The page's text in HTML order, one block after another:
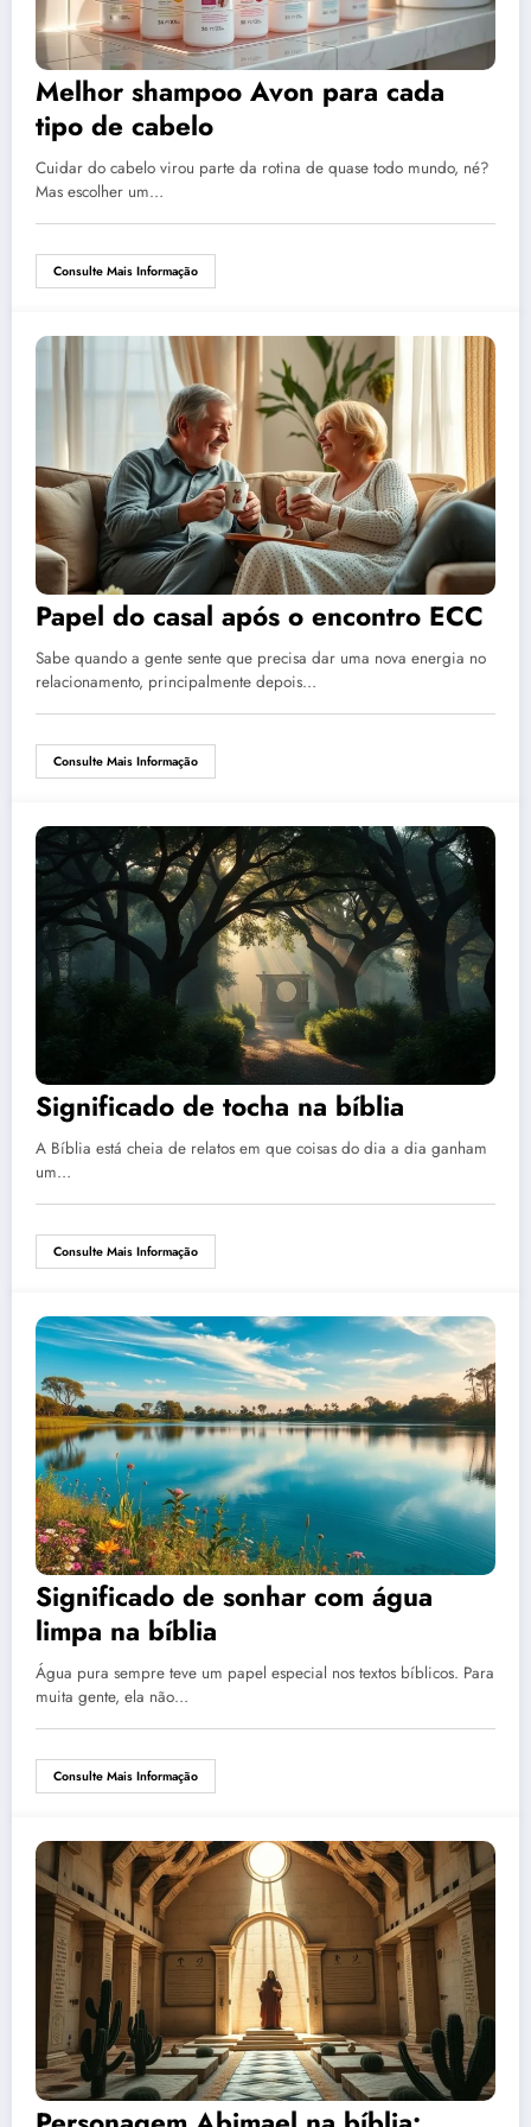
Melhor shampoo Avon para cada
tipo de cabelo
Cuidar do cabelo virou parte da rotina de quase todo mundo, né?
Mas escolher um…
Consulte Mais Informação
Papel do casal após o encontro ECC
Sabe quando a gente sente que precisa dar uma nova energia no
relacionamento, principalmente depois…
Consulte Mais Informação
Significado de tocha na bíblia
A Bíblia está cheia de relatos em que coisas do dia a dia ganham
um…
Consulte Mais Informação
Significado de sonhar com água
limpa na bíblia
Água pura sempre teve um papel especial nos textos bíblicos. Para
muita gente, ela não…
Consulte Mais Informação